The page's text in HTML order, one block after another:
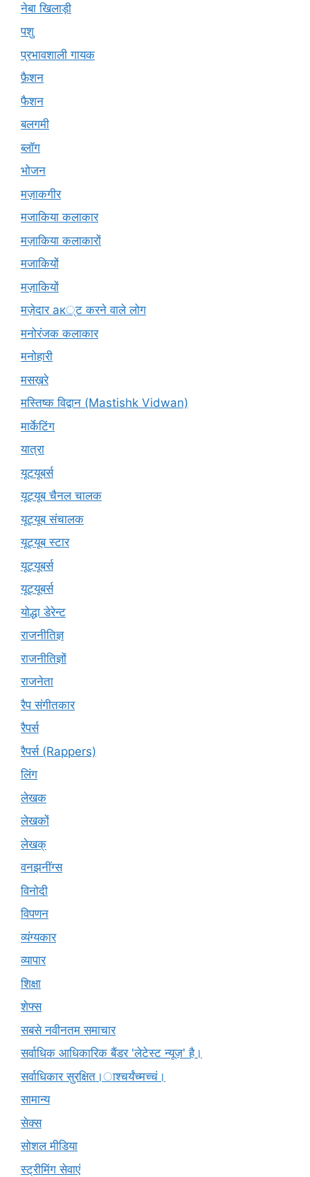
नेबा खिलाड़ी
पशु
प्रभावशाली गायक
फ़ैशन
फैशन
बलगमी
ब्लॉग
भोजन
मज़ाकगीर
मजाकिया कलाकार
मज़ाकिया कलाकारों
मजाकियों
मज़ाकियों
मज़ेदार ак्ट करने वाले लोग
मनोरंजक कलाकार
मनोहारी
मसख़रे
मस्तिष्क विद्वान (Mastishk Vidwan)
मार्केटिंग
यात्रा
यूटयूबर्स
यूट्यूब चैनल चालक
यूट्यूब संचालक
यूट्यूब स्टार
यूट्‍यूबर्स
यूट्यूबर्स
योद्धा डेरेन्ट
राजनीतिज्ञ
राजनीतिज्ञों
राजनेता
रैप संगीतकार
रैपर्स
रैपर्स (Rappers)
लिंग
लेखक
लेखकों
लेखक्
वनझनींग्स
विनोदी
विपणन
व्यंग्यकार
व्यापार
शिक्षा
शेफ्स
सबसे नवीनतम समाचार
सर्वाधिक आधिकारिक बैंडर 'लेटेस्ट न्यूज़' है।
सर्वाधिकार सुरक्षित।ाश्चर्यंच्मच्चं।
सामान्य
सेक्स
सोशल मीडिया
स्ट्रीमिंग सेवाएं